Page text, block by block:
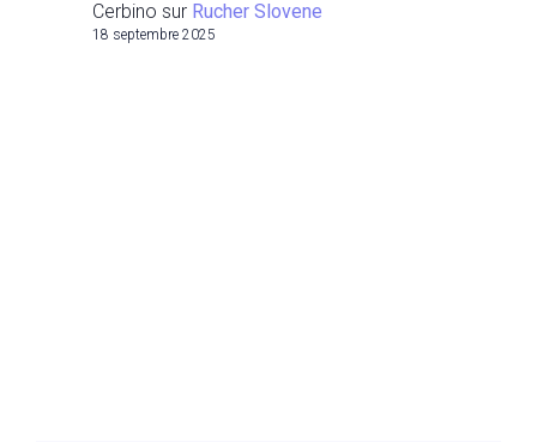
Cerbino sur Rucher Slovene
18 septembre 2025